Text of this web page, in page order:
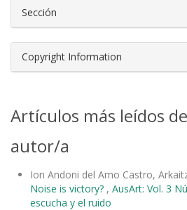
Sección
Copyright Information
Artículos más leídos
autor/a
Ion Andoni del Amo Castro,
Noise is victory? , AusArt: Vol. 3
escucha y el ruido